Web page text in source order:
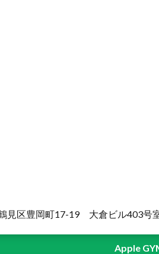
見区豊岡町17-19 大倉ビル403号
Apple